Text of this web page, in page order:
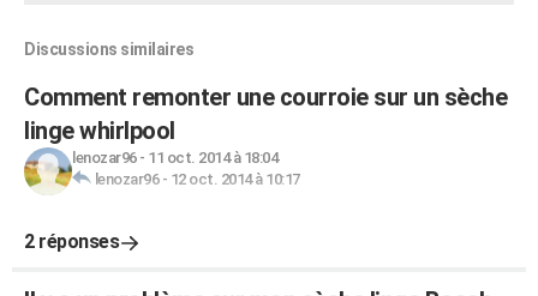
Discussions similaires
Comment remonter une courroie sur un sèche
linge whirlpool
lenozar96- 11 oct. 2014 à 18:04
lenozar96- 12 oct. 2014 à 10:17
2 réponses